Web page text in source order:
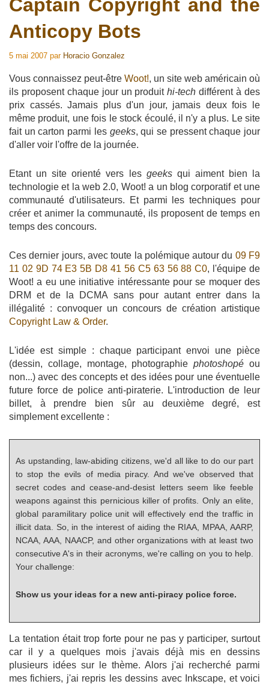
Captain Copyright and the
Anticopy Bots
5 mai 2007 par Horacio Gonzalez
Vous connaissez peut-être Woot!, un site web américain où
ils proposent chaque jour un produithi-tech différent à des
prix cassés. Jamais plus d'un jour, jamais deux fois le
même produit, une fois le stock écoulé, il n'y a plus. Le site
fait un carton parmi les geeks, qui se pressent chaque jour
d'aller voir l'offre de la journée.
Etant un site orienté vers les geeksqui aiment bien la
technologie et la web 2.0, Woot! a un blog corporatif et une
communauté d'utilisateurs. Et parmi les techniques pour
créer et animer la communauté, ils proposent de temps en
temps des concours.
Ces dernier jours, avec toute la polémique autour du 09 F9
11 02 9D 74 E3 5B D8 41 56 C5 63 56 88 C0, l'équipe de
Woot! a eu une initiative intéressante pour se moquer des
DRM et de la DCMA sans pour autant entrer dans la
illégalité : convoquer un concours de création artistique
Copyright Law & Order.
L'idée est simple : chaque participant envoi une pièce
(dessin, collage, montage, photographiephotoshopé ou
non...) avec des concepts et des idées pour une éventuelle
future force de police anti-piraterie. L'introduction de leur
billet, à prendre bien sûr au deuxième degré, est
simplement excellente :
As upstanding, law-abiding citizens, we'd all like to do our part
to stop the evils of media piracy. And we've observed that
secret codes and cease-and-desist letters seem like feeble
weapons against this pernicious killer of profits. Only an elite,
global paramilitary police unit will effectively end the traffic in
illicit data. So, in the interest of aiding the RIAA, MPAA, AARP,
NCAA, AAA, NAACP, and other organizations with at least two
consecutive A's in their acronyms, we're calling on you to help.
Your challenge:
Show us your ideas for a new anti-piracy police force.
La tentation était trop forte pour ne pas y participer, surtout
car il y a quelques mois j'avais déjà mis en dessins
plusieurs idées sur le thème. Alors j'ai recherché parmi
mes fichiers, j'ai repris les dessins avec Inkscape, et voici